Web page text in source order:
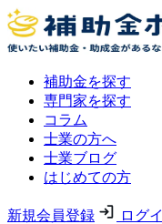
補助金を探す
専門家を探す
コラム
士業の方へ
士業ブログ
はじめての方
新規会員登録 ログ